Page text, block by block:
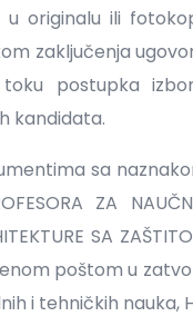
u originalu ili
zaključenja
postupka
kandidata.
sa naznakom
ZA
SA
poštom u
i tehničkih nauka,